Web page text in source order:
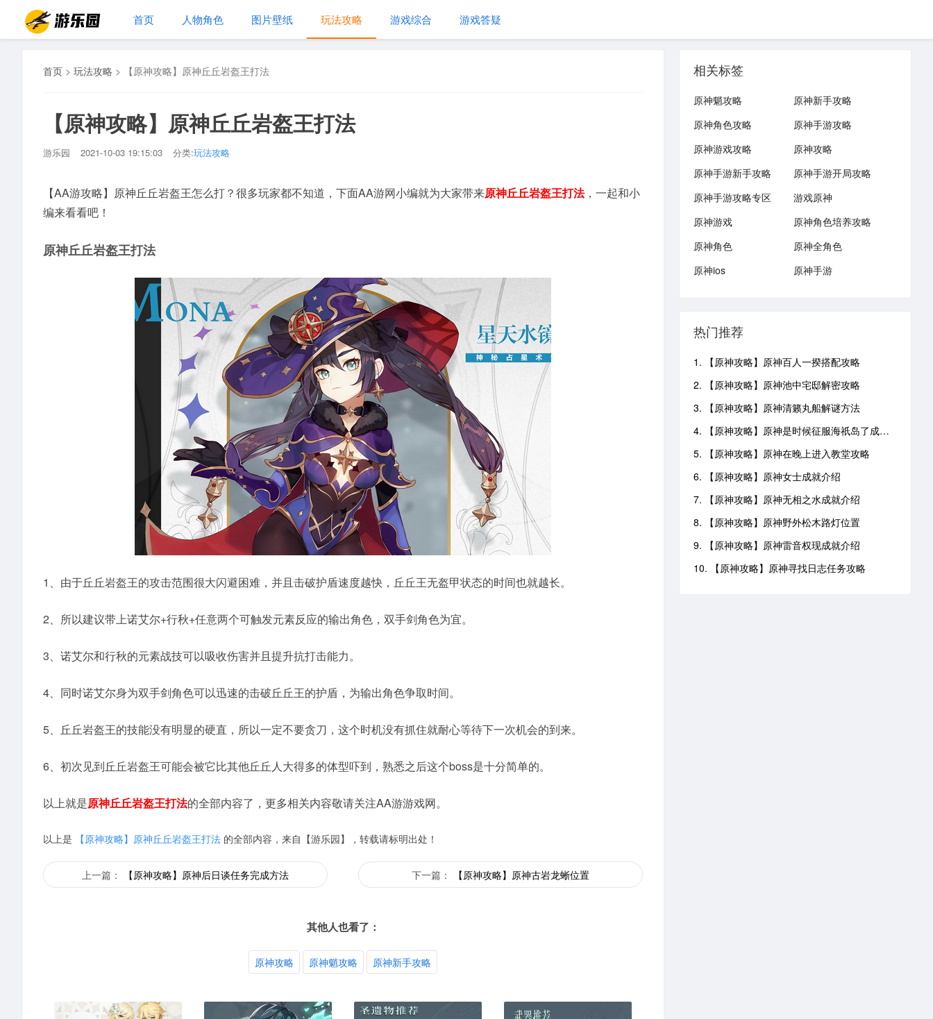
首页 人物角色 图片壁纸 玩法攻略 游戏综合 游戏答疑
首页 > 玩法攻略 > 【原神攻略】原神丘丘岩盔王打法
【原神攻略】原神丘丘岩盔王打法
游乐园 2021-10-03 19:15:03 分类:玩法攻略
【AA游攻略】原神丘丘岩盔王怎么打？很多玩家都不知道，下面AA游网小编就为大家带来原神丘丘岩盔王打法，一起和小
编来看看吧！
原神丘丘岩盔王打法
1、由于丘丘岩盔王的攻击范围很大闪避困难，并且击破护盾速度越快，丘丘王无盔甲状态的时间也就越长。
2、所以建议带上诺艾尔+行秋+任意两个可触发元素反应的输出角色，双手剑角色为宜。
3、诺艾尔和行秋的元素战技可以吸收伤害并且提升抗打击能力。
4、同时诺艾尔身为双手剑角色可以迅速的击破丘丘王的护盾，为输出角色争取时间。
5、丘丘岩盔王的技能没有明显的硬直，所以一定不要贪刀，这个时机没有抓住就耐心等待下一次机会的到来。
6、初次见到丘丘岩盔王可能会被它比其他丘丘人大得多的体型吓到，熟悉之后这个boss是十分简单的。
以上就是原神丘丘岩盔王打法的全部内容了，更多相关内容敬请关注AA游游戏网。
以上是 【原神攻略】原神丘丘岩盔王打法 的全部内容，来自【游乐园】，转载请标明出处！
上一篇： 【原神攻略】原神后日谈任务完成方法 下一篇： 【原神攻略】原神古岩龙蜥位置
其他人也看了：
原神攻略 原神魈攻略 原神新手攻略
相关标签
原神魈攻略
原神新手攻略
原神角色攻略
原神手游攻略
原神游戏攻略
原神攻略
原神手游新手攻略
原神手游开局攻略
原神手游攻略专区
游戏原神
原神游戏
原神角色培养攻略
原神角色
原神全角色
原神ios
原神手游
热门推荐
1. 【原神攻略】原神百人一揆搭配攻略
2. 【原神攻略】原神池中宅邸解密攻略
3. 【原神攻略】原神清籁丸船解谜方法
4. 【原神攻略】原神是时候征服海祇岛了成就攻略
5. 【原神攻略】原神在晚上进入教堂攻略
6. 【原神攻略】原神女士成就介绍
7. 【原神攻略】原神无相之水成就介绍
8. 【原神攻略】原神野外松木路灯位置
9. 【原神攻略】原神雷音权现成就介绍
10. 【原神攻略】原神寻找日志任务攻略